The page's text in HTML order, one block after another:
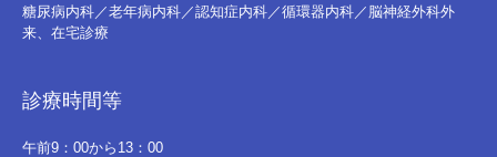
糖尿病内科／老年病内科／認知症内科／循環器内科／脳神経外科外
来、在宅診療
診療時間等
午前9：00から13：00